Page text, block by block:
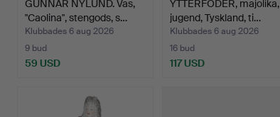
GUNNAR NYLUND. Vas,
"Caolina", stengods, s…
Klubbades 6 aug 2026
9 bud
59 USD
YTTERFODER, majolika,
jugend, Tyskland, ti…
Klubbades 6 aug 2026
16 bud
117 USD